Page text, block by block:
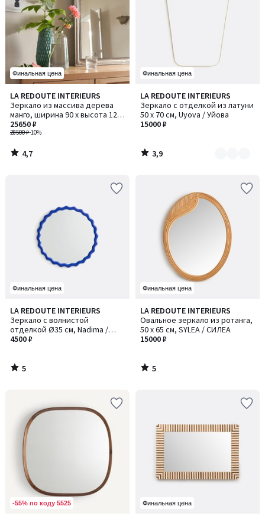
Финальная цена
LA REDOUTE INTERIEURS
Зеркало из массива дерева
манго, ширина 90 x высота 120
см, AFSAN / АФСАН
28500 ₽-10%
25650 ₽
4,7
/ 5
4,7
/
Финальная цена
LA REDOUTE INTERIEURS
Зеркало с отделкой из латуни
50 x 70 см, Uyova / Уйова
15000 ₽
3,9
/ 5
Количество
цветов:
2
3,9
/
Финальная цена
LA REDOUTE INTERIEURS
Зеркало с волнистой
отделкой Ø35 см, Nadima /
Надима
4500 ₽
5
/
5
5
/
Финальная цена
LA REDOUTE INTERIEURS
Овальное зеркало из ротанга,
50 x 65 см, SYLEA / СИЛЕА
15000 ₽
5
/
5
5
/
-55% по коду 5525 Финальная цена